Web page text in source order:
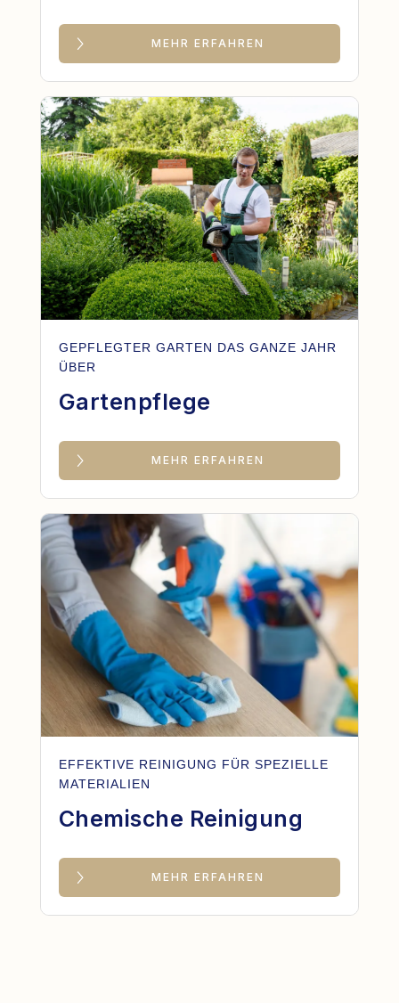
MEHR ERFAHREN
GEPFLEGTER GARTEN DAS GANZE JAHR
ÜBER
Gartenpflege
MEHR ERFAHREN
EFFEKTIVE REINIGUNG FÜR SPEZIELLE
MATERIALIEN
Chemische Reinigung
MEHR ERFAHREN